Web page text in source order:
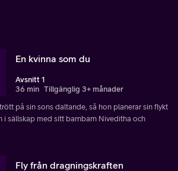
En kvinna som du
Avsnitt 1
36 min Tillgänglig 3+ månader
på sin sons daltande, så hon planerar sin flykt
i sällskap med sitt barnbarn Niveditha och
Fly från dragningskraften